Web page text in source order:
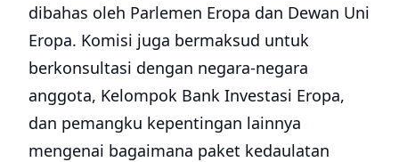
dibahas oleh Parlemen Eropa dan Dewan Uni
Eropa. Komisi juga bermaksud untuk
berkonsultasi dengan negara-negara
anggota, Kelompok Bank Investasi Eropa,
dan pemangku kepentingan lainnya
mengenai bagaimana paket kedaulatan